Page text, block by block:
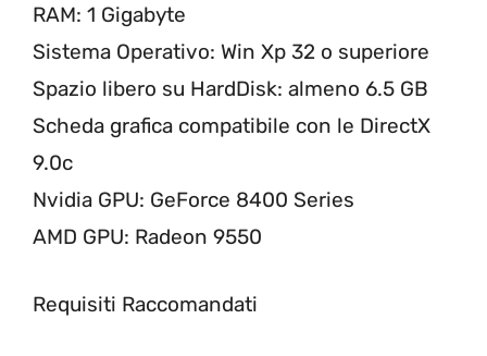
RAM: 1 Gigabyte
Sistema Operativo: Win Xp 32 o superiore
Spazio libero su HardDisk: almeno 6.5 GB
Scheda grafica compatibile con le DirectX
9.0c
Nvidia GPU: GeForce 8400 Series
AMD GPU: Radeon 9550
Requisiti Raccomandati